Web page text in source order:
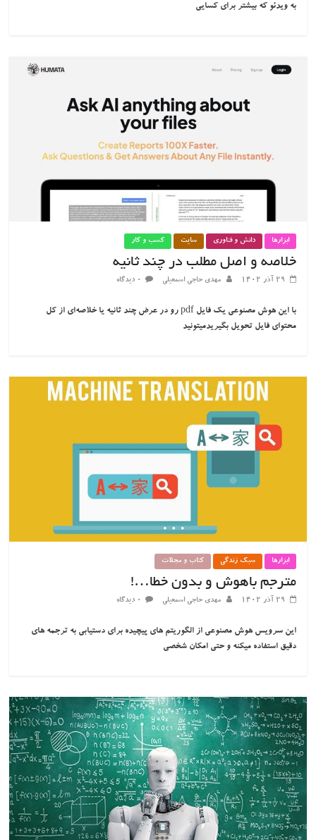
به ویدئو که بیشتر برای کسایی
ابزارها دانش و فناوری سایت کسب و کار
خلاصه و اصل مطلب در چند ثانیه
۲۹ آذر ۱۴۰۲ مهدی حاجی اسمعیلی ۰ دیدگاه
با این هوش مصنوعی یک فایل pdf رو در عرض چند ثانیه یا خلاصه‌ای از کل
محتوای فایل تحویل بگیریدمیتونید
ابزارها سبک زندگی کتاب و مجلات
مترجم باهوش و بدون خطا…!
۲۹ آذر ۱۴۰۲ مهدی حاجی اسمعیلی ۰ دیدگاه
این سرویس هوش مصنوعی از الگوریتم های پیچیده برای دستیابی به ترجمه های
دقیق استفاده میکنه و حتی امکان شخصی